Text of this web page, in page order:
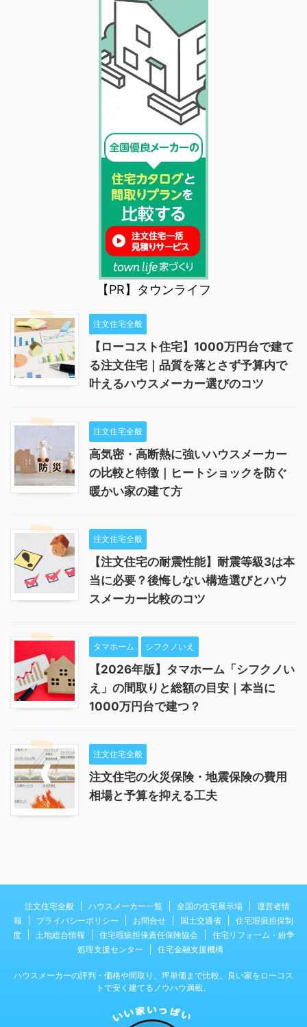
【PR】タウンライフ
注文住宅全般
【ローコスト住宅】1000万円台で建て
る注文住宅｜品質を落とさず予算内で
叶えるハウスメーカー選びのコツ
注文住宅全般
高気密・高断熱に強いハウスメーカー
の比較と特徴｜ヒートショックを防ぐ
暖かい家の建て方
注文住宅全般
【注文住宅の耐震性能】耐震等級3は本
当に必要？後悔しない構造選びとハウ
スメーカー比較のコツ
タマホーム シフクノいえ
【2026年版】タマホーム「シフクノい
え」の間取りと総額の目安｜本当に
1000万円台で建つ？
注文住宅全般
注文住宅の火災保険・地震保険の費用
相場と予算を抑える工夫
注文住宅全般 ハウスメーカー一覧 全国の住宅展示場
運営者情
報
プライバシーポリシー お問合せ 国土交通省
住宅瑕疵担保制
度
土地総合情報 住宅瑕疵担保責任保険協会
住宅リフォーム・紛争
処理支援センター
住宅金融支援機構
ハウスメーカーの評判・価格や間取り、坪単価まで比較。良い家をローコス
トで安く建てるノウハウ満載。